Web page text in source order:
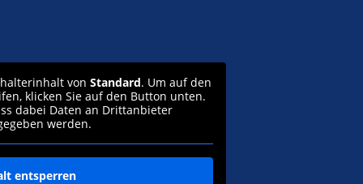
vonStandard. Um auf den
klicken Sie auf den Button unten.
dabei Daten an Drittanbieter
werden.
entsperren